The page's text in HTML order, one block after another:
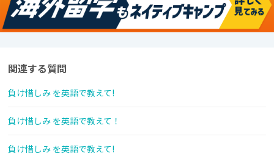
関連する質問
負け惜しみ を英語で教えて!
負け惜しみ を英語で教えて！
負け惜しみ を英語で教えて!